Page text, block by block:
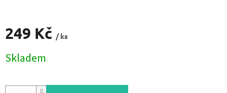
249 Kč / ks
cena:
Skladem